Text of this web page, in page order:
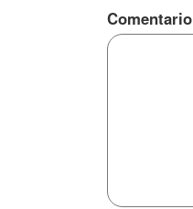
Comentario